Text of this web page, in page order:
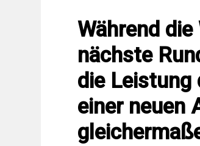
Während
nächste
die Leistung
einer neuen